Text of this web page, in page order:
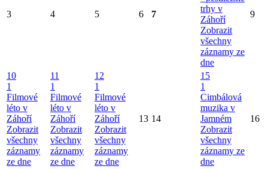
3 4 5 6 7
trhy v
Záhoří
Zobrazit
všechny
záznamy ze
dne
9
10
1
Filmové
léto v
Záhoří
Zobrazit
všechny
záznamy
ze dne
11
1
Filmové
léto v
Záhoří
Zobrazit
všechny
záznamy
ze dne
12
1
Filmové
léto v
Záhoří
Zobrazit
všechny
záznamy
ze dne
13 14
15
1
Cimbálová
muzika v
Jamném
Zobrazit
všechny
záznamy ze
dne
16